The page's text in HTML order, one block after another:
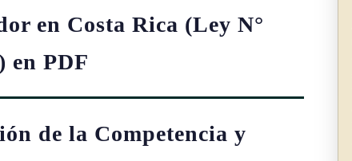
en Costa Rica (Ley N°
en PDF
de la Competencia y